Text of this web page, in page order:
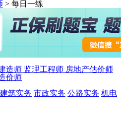
> 每日一练
造师 监理工程师 房地产估价师
价师
建筑实务 市政实务 公路实务 机电